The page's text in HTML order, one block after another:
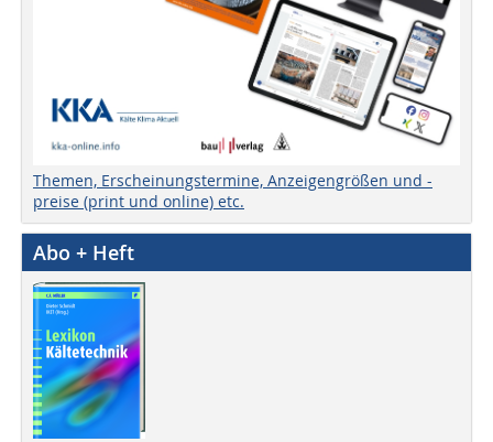
Themen, Erscheinungstermine, Anzeigengrößen und -
preise (print und online) etc.
Abo + Heft